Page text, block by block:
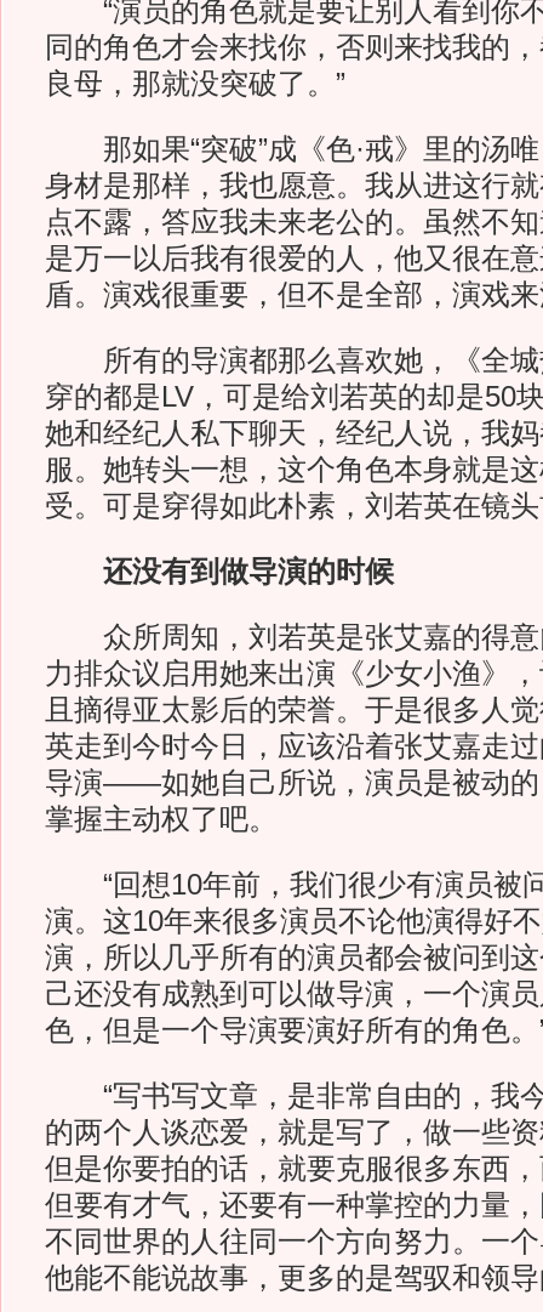
“演员的角色就是要让别人看到你
同的角色才会来找你，否则来找我的
良母，那就没突破了。”
那如果“突破”成《色·戒》里的汤唯
身材是那样，我也愿意。我从进这行
点不露，答应我未来老公的。虽然不
是万一以后我有很爱的人，他又很在
盾。演戏很重要，但不是全部，演戏
所有的导演都那么喜欢她，《全城
穿的都是LV，可是给刘若英的却是50
她和经纪人私下聊天，经纪人说，我
服。她转头一想，这个角色本身就是
受。可是穿得如此朴素，刘若英在镜
还没有到做导演的时候
众所周知，刘若英是张艾嘉的得意
力排众议启用她来出演《少女小渔》
且摘得亚太影后的荣誉。于是很多人
英走到今时今日，应该沿着张艾嘉走
导演——如她自己所说，演员是被动的
掌握主动权了吧。
“回想10年前，我们很少有演员被
演。这10年来很多演员不论他演得好
演，所以几乎所有的演员都会被问到
己还没有成熟到可以做导演，一个演
色，但是一个导演要演好所有的角色。
“写书写文章，是非常自由的，我
的两个人谈恋爱，就是写了，做一些
但是你要拍的话，就要克服很多东西
但要有才气，还要有一种掌控的力量
不同世界的人往同一个方向努力。一
他能不能说故事，更多的是驾驭和领导